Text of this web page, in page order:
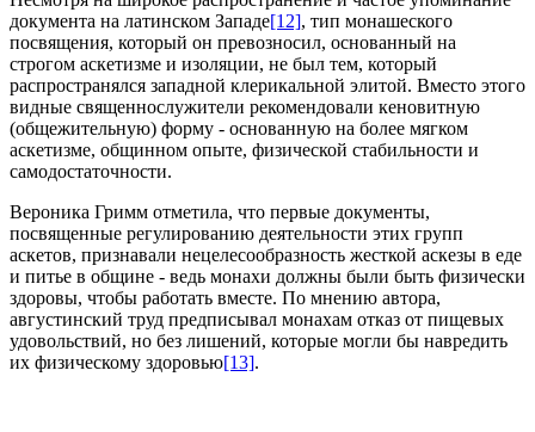
документа на латинском Западе[12], тип монашеского
посвящения, который он превозносил, основанный на
строгом аскетизме и изоляции, не был тем, который
распространялся западной клерикальной элитой. Вместо этого
видные священнослужители рекомендовали кеновитную
(общежительную) форму - основанную на более мягком
аскетизме, общинном опыте, физической стабильности и
самодостаточности.
Вероника Гримм отметила, что первые документы,
посвященные регулированию деятельности этих групп
аскетов, признавали нецелесообразность жесткой аскезы в еде
и питье в общине - ведь монахи должны были быть физически
здоровы, чтобы работать вместе. По мнению автора,
августинский труд предписывал монахам отказ от пищевых
удовольствий, но без лишений, которые могли бы навредить
их физическому здоровью[13].